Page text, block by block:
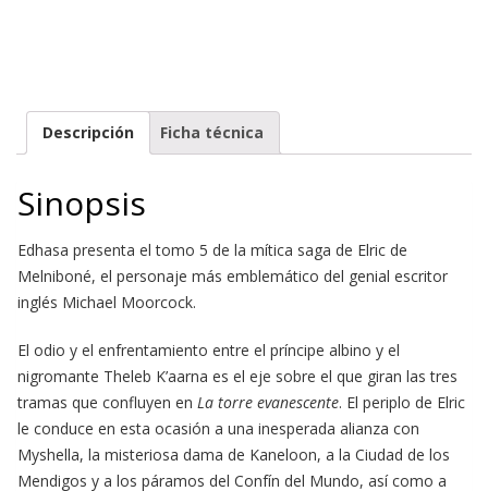
Descripción Ficha técnica
Sinopsis
Edhasa presenta el tomo 5 de la mítica saga de Elric de
Melniboné, el personaje más emblemático del genial escritor
inglés Michael Moorcock.
El odio y el enfrentamiento entre el príncipe albino y el
nigromante Theleb K’aarna es el eje sobre el que giran las tres
tramas que confluyen en La torre evanescente. El periplo de Elric
le conduce en esta ocasión a una inesperada alianza con
Myshella, la misteriosa dama de Kaneloon, a la Ciudad de los
Mendigos y a los páramos del Confín del Mundo, así como a